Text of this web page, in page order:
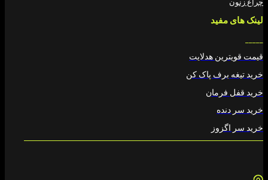
هدلایت
پاک کن